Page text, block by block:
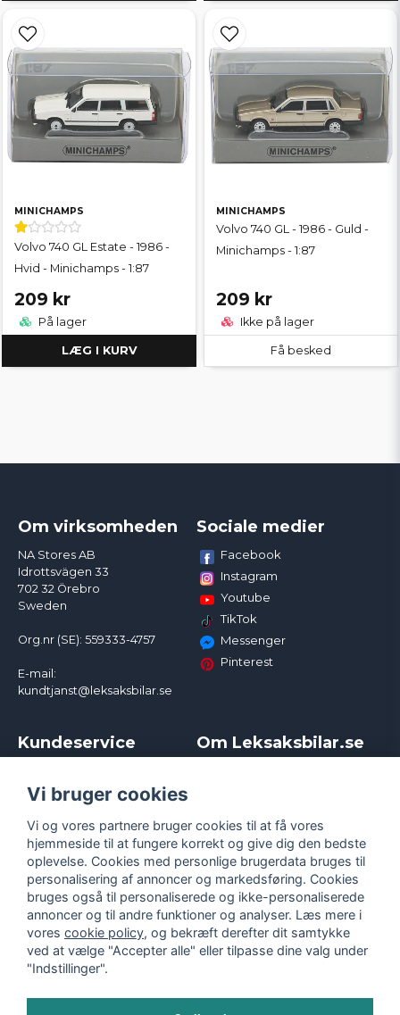
MINICHAMPS
Volvo 740 GL Estate - 1986 -
Hvid - Minichamps - 1:87
209 kr
På lager
LÆG I KURV
MINICHAMPS
Volvo 740 GL - 1986 - Guld -
Minichamps - 1:87
209 kr
Ikke på lager
Få besked
Om virksomheden
NA Stores AB
Idrottsvägen 33
702 32 Örebro
Sweden
Org.nr (SE): 559333-4757
E-mail:
kundtjanst@leksaksbilar.se
Sociale medier
Facebook
Instagram
Youtube
TikTok
Messenger
Pinterest
Kundeservice
Kampagner og rabatter
Reklamation
Policy chase cars
Returnera
Logga in
Om Leksaksbilar.se
Handelsbetingelser
Persondatapolitik
Cookies
Vi bruger cookies
Vi og vores partnere bruger cookies til at få vores
hjemmeside til at fungere korrekt og give dig den bedste
oplevelse. Cookies med personlige brugerdata bruges til
personalisering af annoncer og markedsføring. Cookies
bruges også til personaliserede og ikke-personaliserede
annoncer og til andre funktioner og analyser. Læs mere i
vores cookie policy, og bekræft derefter dit samtykke
ved at vælge "Accepter alle" eller tilpasse dine valg under
"Indstillinger".